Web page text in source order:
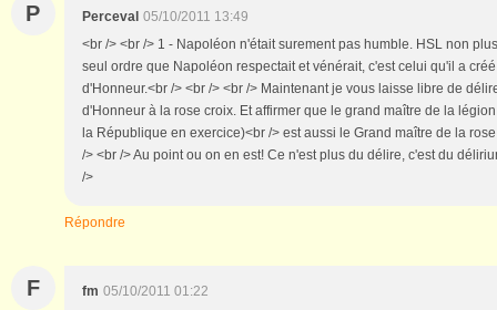
P Perceval 05/10/2011 13:49
<br /> <br /> 1 - Napoléon n'était surement pas humble. HSL non
seul ordre que Napoléon respectait et vénérait, c'est celui qu'il a
d'Honneur.<br /> <br /> <br /> Maintenant je vous laisse libre de
d'Honneur à la rose croix. Et affirmer que le grand maître de la
la République en exercice)<br /> est aussi le Grand maître de la
/> <br /> Au point ou on en est! Ce n'est plus du délire, c'est du
/>
Répondre
F fm 05/10/2011 01:22